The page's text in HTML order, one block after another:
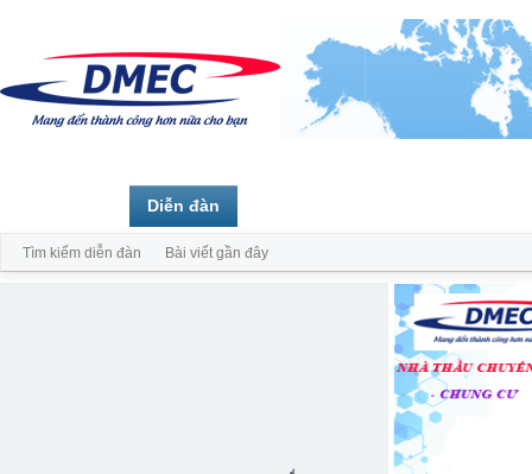
Diễn đàn
Tìm kiếm diễn đàn Bài viết gần đây